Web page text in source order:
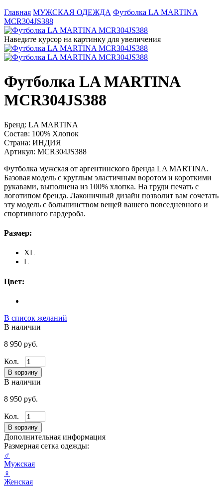
Главная МУЖСКАЯ ОДЕЖДА Футболка LA MARTINA
MCR304JS388
Наведите курсор на картинку для увеличения
Футболка LA MARTINA
MCR304JS388
Бренд: LA MARTINA
Состав: 100% Хлопок
Страна: ИНДИЯ
Артикул: MCR304JS388
Футболка мужская от аргентинского бренда LA MARTINA.
Базовая модель с круглым эластичным воротом и короткими
рукавами, выполнена из 100% хлопка. На груди печать с
логотипом бренда. Лаконичный дизайн позволит вам сочетать
эту модель с большинством вещей вашего повседневного и
спортивного гардероба.
Размер:
XL
L
Цвет:
В список желаний
В наличии
8 950 руб.
Кол.
В наличии
8 950 руб.
Кол.
Дополнительная информация
Размерная сетка одежды:
♂
Мужская
♀
Женская